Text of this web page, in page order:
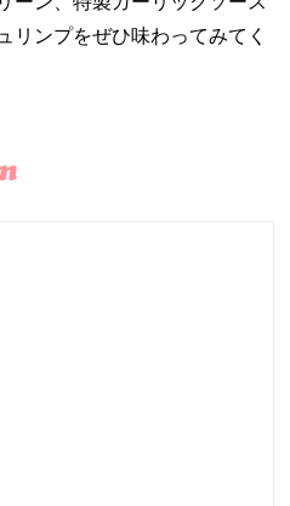
リンプをぜひ味わってみてく